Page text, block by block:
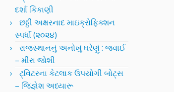
દર્શા કિકાણી
છઠ્ઠી અક્ષરનાદ માઇક્રોફિક્શન
સ્પર્ધા (૨૦૨૪)
રાજસ્થાનનું અનોખું ઘરેણું : જવાઈ
– મીરા જોશી
ટ્વિટરના કેટલાક ઉપયોગી બોટ્સ
– જિજ્ઞેશ અધ્યારૂ